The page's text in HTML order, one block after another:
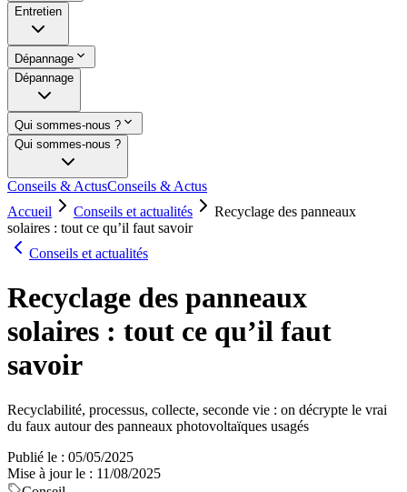
Entretien
Dépannage
Dépannage
Qui sommes-nous ?
Qui sommes-nous ?
Conseils & ActusConseils & Actus
Accueil
Conseils et actualités
Recyclage des panneaux
solaires : tout ce qu’il faut savoir
Conseils et actualités
Recyclage des panneaux
solaires : tout ce qu’il faut
savoir
Recyclabilité, processus, collecte, seconde vie : on décrypte le vrai
du faux autour des panneaux photovoltaïques usagés
Publié le : 05/05/2025
Mise à jour le : 11/08/2025